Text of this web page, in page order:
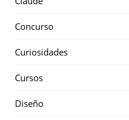
Concurso
Curiosidades
Cursos
Diseño